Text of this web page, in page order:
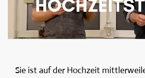
Sie ist auf der Hochzeit